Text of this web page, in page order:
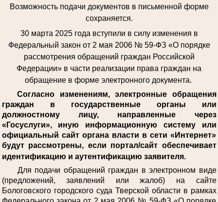
Возможность подачи документов в письменной форме
сохраняется.
30 марта 2025 года вступили в силу изменения в
Федеральный закон от 2 мая 2006 № 59-ФЗ «О порядке
рассмотрения обращений граждан Российской
Федерации» в части реализации права граждан на
обращение в форме электронного документа.
Согласно изменениям, электронные обращения
граждан в государственные органы или
должностному лицу, направленные через
«Госуслуги», иную информационную систему или
официальный сайт органа власти в сети «Интернет»
будут рассмотрены, если портал/сайт обеспечивает
идентификацию и аутентификацию заявителя.
Для подачи обращений граждан в электронном виде
(предложений, заявлений или жалоб) на сайте
Бологовского городского суда Тверской области в рамках